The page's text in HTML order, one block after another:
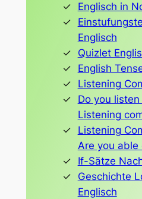
Englisch in
Englisch
Quizlet
English
Listening
Do you
Listening
Listening
Are you able
If-Sätze
Geschichte
Englisch